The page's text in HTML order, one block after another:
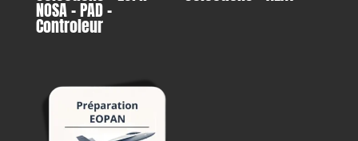
NOSA – PAD –
Controleur